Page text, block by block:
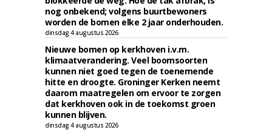
nog onbekend; volgens buurtbewoners
worden de bomen elke 2 jaar onderhouden.
dinsdag 4 augustus 2026
Nieuwe bomen op kerkhoven i.v.m.
klimaatverandering. Veel boomsoorten
kunnen niet goed tegen de toenemende
hitte en droogte. Groninger Kerken neemt
daarom maatregelen om ervoor te zorgen
dat kerkhoven ook in de toekomst groen
kunnen blijven.
dinsdag 4 augustus 2026